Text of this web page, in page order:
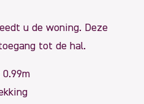
u de woning. Deze
tot de hal.